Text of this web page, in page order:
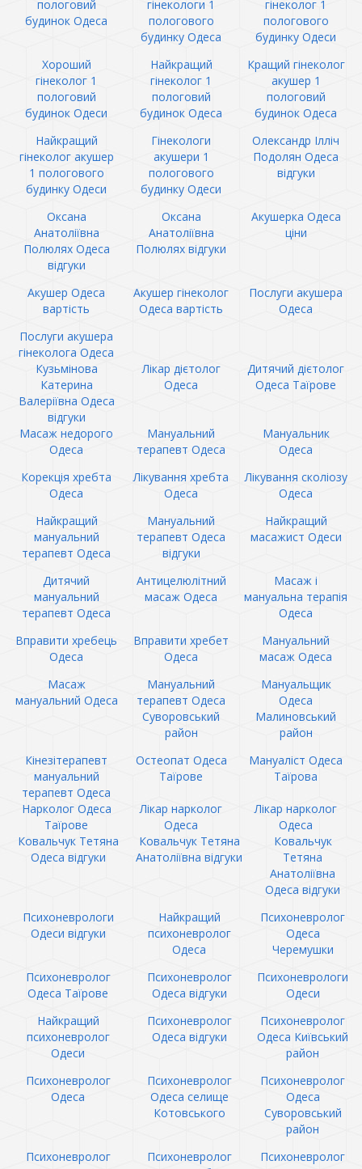
пологовий
будинок Одеса
гінекологи 1
пологового
будинку Одеса
гінеколог 1
пологового
будинку Одеси
Хороший
гінеколог 1
пологовий
будинок Одеси
Найкращий
гінеколог 1
пологовий
будинок Одеса
Кращий гінеколог
акушер 1
пологовий
будинок Одеса
Найкращий
гінеколог акушер
1 пологового
будинку Одеси
Гінекологи
акушери 1
пологового
будинку Одеси
Олександр Ілліч
Подолян Одеса
відгуки
Оксана
Анатоліївна
Полюлях Одеса
відгуки
Оксана
Анатоліївна
Полюлях відгуки
Акушерка Одеса
ціни
Акушер Одеса
вартість
Акушер гінеколог
Одеса вартість
Послуги акушера
Одеса
Послуги акушера
гінеколога Одеса
Кузьмінова
Катерина
Валеріївна Одеса
відгуки
Лікар дієтолог
Одеса
Дитячий дієтолог
Одеса Таїрове
Масаж недорого
Одеса
Мануальний
терапевт Одеса
Мануальник
Одеса
Корекція хребта
Одеса
Лікування хребта
Одеса
Лікування сколіозу
Одеса
Найкращий
мануальний
терапевт Одеса
Мануальний
терапевт Одеса
відгуки
Найкращий
масажист Одеси
Дитячий
мануальний
терапевт Одеса
Антицелюлітний
масаж Одеса
Масаж і
мануальна терапія
Одеса
Вправити хребець
Одеса
Вправити хребет
Одеса
Мануальний
масаж Одеса
Масаж
мануальний Одеса
Мануальний
терапевт Одеса
Суворовський
район
Мануальщик
Одеса
Малиновський
район
Кінезітерапевт
мануальний
терапевт Одеса
Остеопат Одеса
Таїрове
Мануаліст Одеса
Таїрова
Нарколог Одеса
Таїрове
Лікар нарколог
Одеса
Лікар нарколог
Одеса
Ковальчук Тетяна
Одеса відгуки
Ковальчук Тетяна
Анатоліївна відгуки
Ковальчук
Тетяна
Анатоліївна
Одеса відгуки
Психоневрологи
Одеси відгуки
Найкращий
психоневролог
Одеса
Психоневролог
Одеса
Черемушки
Психоневролог
Одеса Таїрове
Психоневролог
Одеса відгуки
Психоневрологи
Одеси
Найкращий
психоневролог
Одеси
Психоневролог
Одеса відгуки
Психоневролог
Одеса Київський
район
Психоневролог
Одеса
Психоневролог
Одеса селище
Котовського
Психоневролог
Одеса
Суворовський
район
Психоневролог
Психоневролог
Психоневролог